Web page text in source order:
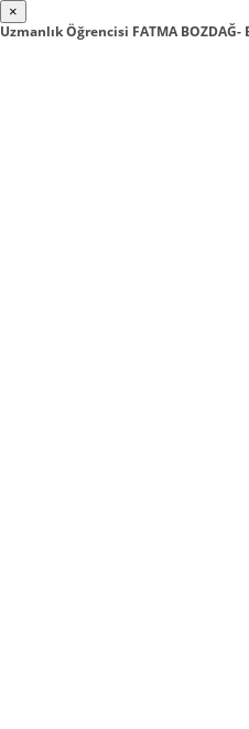
×
Uzmanlık Öğrencisi FATMA